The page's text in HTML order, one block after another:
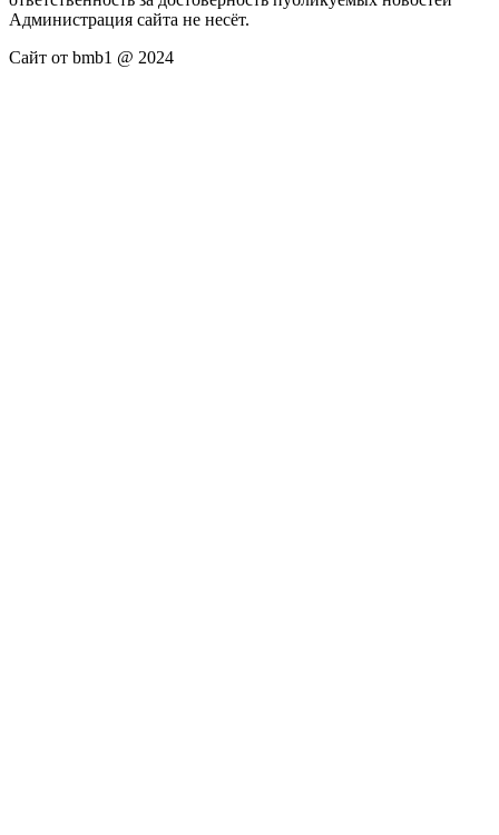
Администрация сайта не несёт.
Сайт от bmb1 @ 2024